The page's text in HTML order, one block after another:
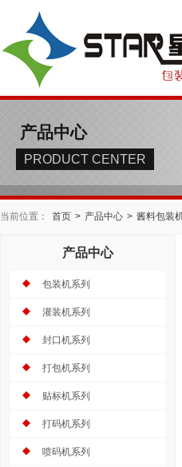
产品中心
PRODUCT CENTER
当前位置： 首页 > 产品中心 > 酱料包装
产品中心
包装机系列
灌装机系列
封口机系列
打包机系列
贴标机系列
打码机系列
喷码机系列